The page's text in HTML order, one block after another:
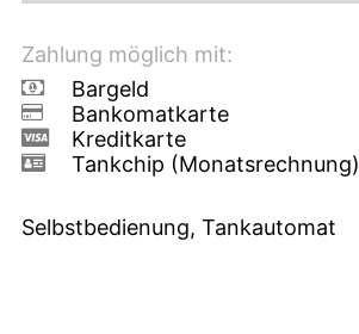
Zahlung möglich mit:
Bargeld
Bankomatkarte
Kreditkarte
Tankchip (Monatsrechnung)
Selbstbedienung, Tankautomat